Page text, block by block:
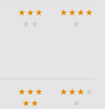
★ ★ ★
★ ★
★ ★ ★ ★
★
★ ★ ★
★ ★
★ ★ ★ ★
★